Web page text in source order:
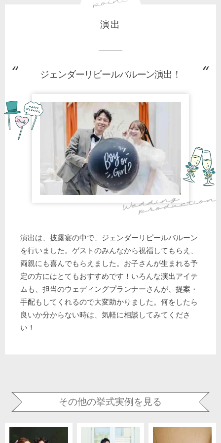
演出
ジェンダーリピールバルーン演出！
演出は、披露宴の中で、ジェンダーリピールバルーン
を行いました。ゲストのみんなから祝福してもらえ、
両親にも喜んでもらえました。お子さんが生まれる予
定の方にはとてもおすすめです！いろんな演出アイテ
ムも、担当のウェディングプランナーさんが、提案・
手配もしてくれるので大変助かりました。何をしたら
良いか分からない時は、気軽に相談してみてくださ
い！
その他の挙式実例を見る